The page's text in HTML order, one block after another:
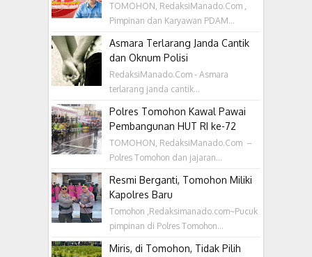
TOMOHON, RedaksiManado.Com ,
Pimpinan dan Karyawan PDAM...
Asmara Terlarang Janda Cantik
dan Oknum Polisi
RedaksiManado.Com - Asmara
terlarang janda cantik...
Polres Tomohon Kawal Pawai
Pembangunan HUT RI ke-72
TOMOHON, RedaksiManado.Com –
Polres Tomohon dan jajaran...
Resmi Berganti, Tomohon Miliki
Kapolres Baru
Tomohon ,Redaksimanado.com~Pucuk
pimpinan di Polres Tomohon...
Miris, di Tomohon, Tidak Pilih